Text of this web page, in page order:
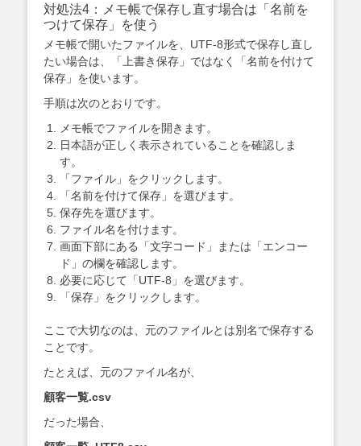
対処法4：メモ帳で保存し直す場合は「名前を
つけて保存」を使う
メモ帳で開いたファイルを、UTF-8形式で保存し直し
たい場合は、「上書き保存」ではなく「名前を付けて
保存」を使います。
手順は次のとおりです。
メモ帳でファイルを開きます。
日本語が正しく表示されていることを確認しま
す。
「ファイル」をクリックします。
「名前を付けて保存」を選びます。
保存先を選びます。
ファイル名を付けます。
画面下部にある「文字コード」または「エンコー
ド」の欄を確認します。
必要に応じて「UTF-8」を選びます。
「保存」をクリックします。
ここで大切なのは、元のファイルとは別名で保存する
ことです。
たとえば、元のファイル名が、
顧客一覧.csv
だった場合、